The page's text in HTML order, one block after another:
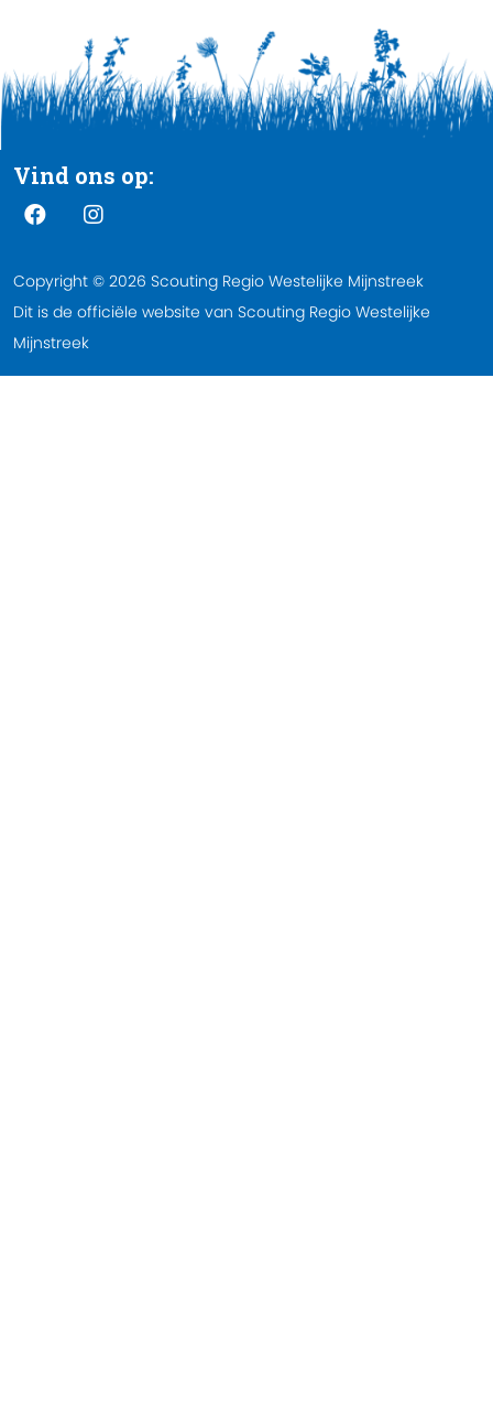
Vind ons op:
Copyright © 2026 Scouting Regio Westelijke Mijnstreek
Dit is de officiële website van Scouting Regio Westelijke
Mijnstreek